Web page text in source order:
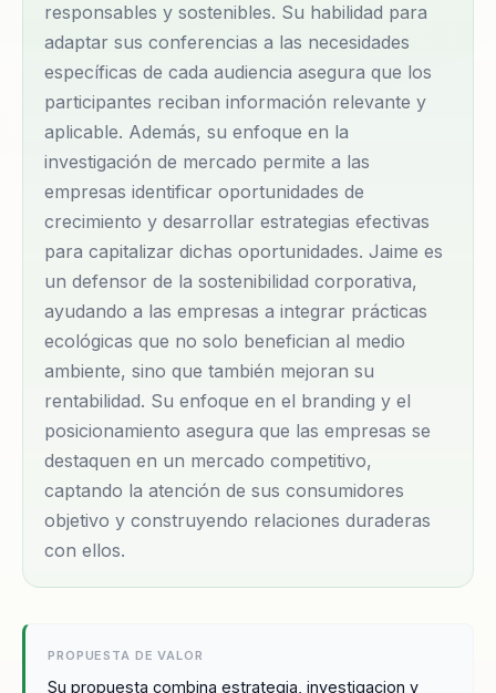
design thinking y prototipos rápidos para fomentar la
innovación continua dentro de las organizaciones.
Jaime ha desarrollado un enfoque único que
combina la investigación de mercado con técnicas
avanzadas de branding y posicionamiento,
permitiendo a las empresas no solo captar la
atención de sus clientes, sino también fidelizarlos a
largo plazo. Su experiencia en sostenibilidad
corporativa le permite asesorar a las empresas sobre
cómo integrar prácticas ecológicas en sus
operaciones diarias, lo que no solo mejora su imagen
pública, sino que también incrementa su rentabilidad
al optimizar recursos. A lo largo de su carrera, Jaime
ha sido un defensor de la innovación empresarial
como motor de crecimiento. Sus conferencias están
diseñadas para inspirar a los líderes empresariales a
adoptar una mentalidad de cambio, impulsando la
empresas pueden identificar oportunidades de
mercado inexploradas y desarrollar productos y
responsables y sostenibles. Su habilidad para
adaptar sus conferencias a las necesidades
específicas de cada audiencia asegura que los
participantes reciban información relevante y
aplicable. Además, su enfoque en la
investigación de mercado permite a las
empresas identificar oportunidades de
crecimiento y desarrollar estrategias efectivas
para capitalizar dichas oportunidades. Jaime es
un defensor de la sostenibilidad corporativa,
ayudando a las empresas a integrar prácticas
ecológicas que no solo benefician al medio
ambiente, sino que también mejoran su
rentabilidad. Su enfoque en el branding y el
posicionamiento asegura que las empresas se
destaquen en un mercado competitivo,
captando la atención de sus consumidores
objetivo y construyendo relaciones duraderas
con ellos.
PROPUESTA DE VALOR
Su propuesta combina estrategia, investigacion y